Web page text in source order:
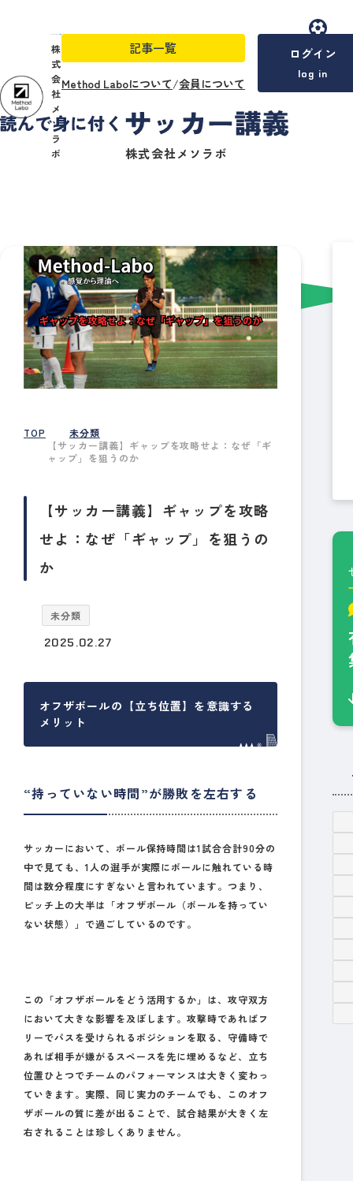
株
式
会
社
メ
ソ
ラ
ボ
記事一覧
Method Laboについて/会員について
ログイン
log in
株式会社メソラボ
menu
TOP
未分類
【サッカー講義】ギャップを攻略せよ：なぜ「ギ
ャップ」を狙うのか
【サッカー講義】ギャップを攻略
せよ：なぜ「ギャップ」を狙うの
か
未分類
2025.02.27
オフザボールの【立ち位置】を意識する
メリット
“持っていない時間”が勝敗を左右する
サッカーにおいて、ボール保持時間は1試合合計90分の
中で見ても、1人の選手が実際にボールに触れている時
間は数分程度にすぎないと言われています。つまり、
ピッチ上の大半は「オフザボール（ボールを持ってい
ない状態）」で過ごしているのです。
この「オフザボールをどう活用するか」は、攻守双方
において大きな影響を及ぼします。攻撃時であればフ
リーでパスを受けられるポジションを取る 、守備時で
あれば相手が嫌がるスペースを先に埋める など、立ち
位置ひとつでチームのパフォーマンスは大きく変わっ
ていきます。実際、同じ実力のチームでも、このオフ
ザボールの質に差が出ることで、試合結果が大きく左
右されることは珍しくありません。